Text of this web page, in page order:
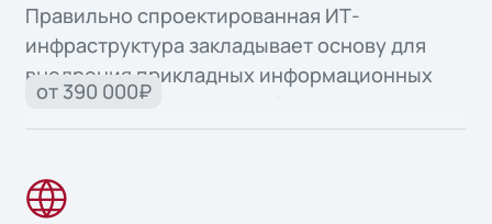
Правильно спроектированная ИТ-
инфраструктура закладывает основу для
внедрения прикладных информационных
систем и автоматизации бизнес-процессов.
от 390 000₽